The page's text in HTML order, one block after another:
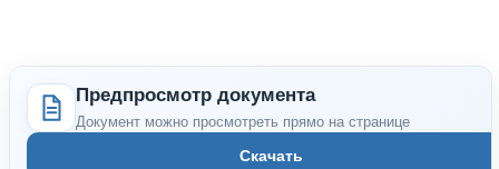
Предпросмотр документа
Документ можно просмотреть прямо на странице
Скачать